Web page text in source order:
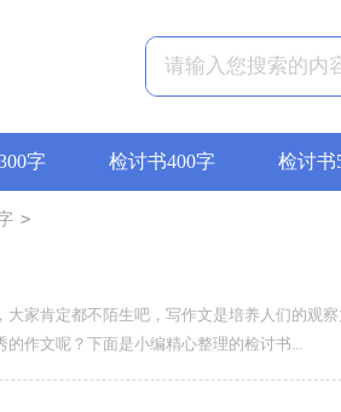
字 检讨书400字 检讨书
>
家肯定都不陌生吧，写作文是培养人们的观
作文呢？下面是小编精心整理的检讨书...